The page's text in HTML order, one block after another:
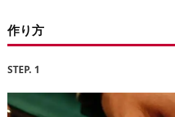
作り方
STEP. 1